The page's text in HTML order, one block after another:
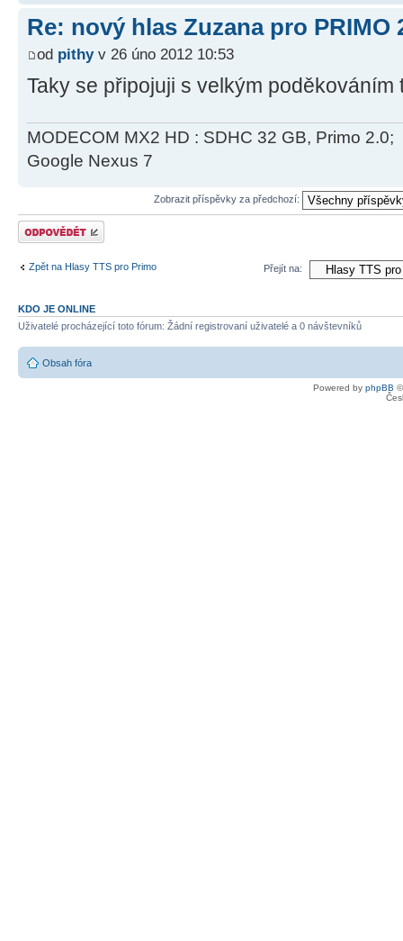
Re: nový hlas Zuzana pro PRIMO
od pithyv 26 úno 2012 10:53
Taky se připojuji s velkým poděkováním
MODECOM MX2 HD : SDHC 32 GB, Primo 2.0;
Google Nexus 7
Zobrazit příspěvky za předchozí:
Odeslat odpověď
Zpět na Hlasy TTS pro Primo Přejít na:
KDO JE ONLINE
Uživatelé procházející toto fórum: Žádní registrovaní uživatelé a 0 návštevníků
Obsah fóra
Powered by phpBB